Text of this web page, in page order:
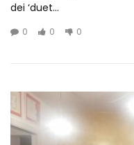
dei ‘duet...
0 0 0